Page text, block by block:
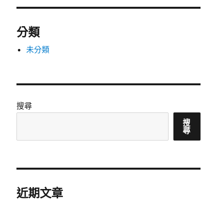
分類
未分類
搜尋
搜
尋
近期文章